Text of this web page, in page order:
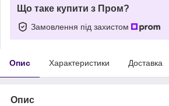
Що таке купити з Пром?
Замовлення під захистом
Опис Характеристики Доставка
Опис